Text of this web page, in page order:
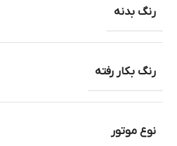
رنگ بدنه
رنگ بکار رفته
نوع موتور